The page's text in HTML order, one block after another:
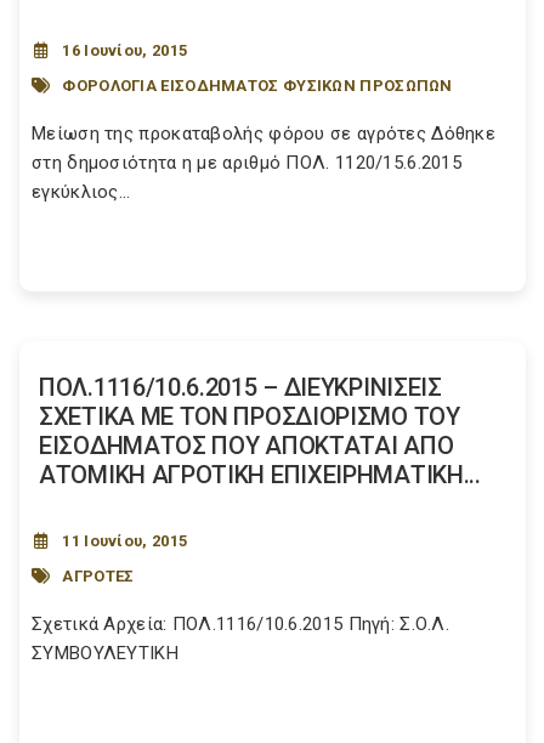
16 Ιουνίου, 2015
ΦΟΡΟΛΟΓΙΑ ΕΙΣΟΔΗΜΑΤΟΣ ΦΥΣΙΚΩΝ ΠΡΟΣΩΠΩΝ
Μείωση της προκαταβολής φόρου σε αγρότες Δόθηκε
στη δημοσιότητα η με αριθμό ΠΟΛ. 1120/15.6.2015
εγκύκλιος...
ΠΟΛ.1116/10.6.2015 – ΔΙΕΥΚΡΙΝΙΣΕΙΣ
ΣΧΕΤΙΚΑ ΜΕ ΤΟΝ ΠΡΟΣΔΙΟΡΙΣΜΟ ΤΟΥ
ΕΙΣΟΔΗΜΑΤΟΣ ΠΟΥ ΑΠΟΚΤΑΤΑΙ ΑΠΟ
ΑΤΟΜΙΚΗ ΑΓΡΟΤΙΚΗ ΕΠΙΧΕΙΡΗΜΑΤΙΚΗ...
11 Ιουνίου, 2015
ΑΓΡΟΤΕΣ
Σχετικά Αρχεία: ΠΟΛ.1116/10.6.2015 Πηγή: Σ.Ο.Λ.
ΣΥΜΒΟΥΛΕΥΤΙΚΗ